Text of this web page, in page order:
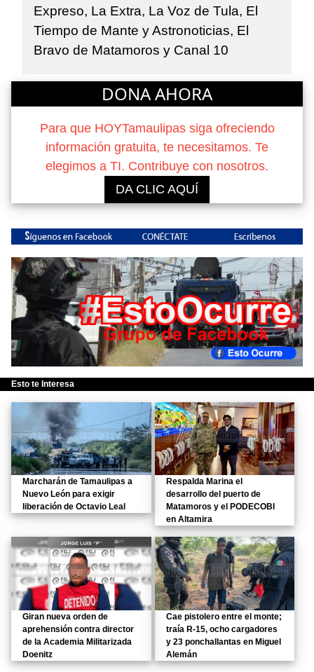
Expreso, La Extra, La Voz de Tula, El
Tiempo de Mante y Astronoticias, El
Bravo de Matamoros y Canal 10
DONA AHORA
Para que HOYTamaulipas siga ofreciendo
información gratuita, te necesitamos. Te
elegimos a TI. Contribuye con nosotros.
DA CLIC AQUÍ
Esto te Interesa
Marcharán de Tamaulipas a
Nuevo León para exigir
liberación de Octavio Leal
Respalda Marina el
desarrollo del puerto de
Matamoros y el PODECOBI
en Altamira
Giran nueva orden de
aprehensión contra director
de la Academia Militarizada
Doenitz
Cae pistolero entre el monte;
traía R-15, ocho cargadores
y 23 ponchallantas en Miguel
Alemán